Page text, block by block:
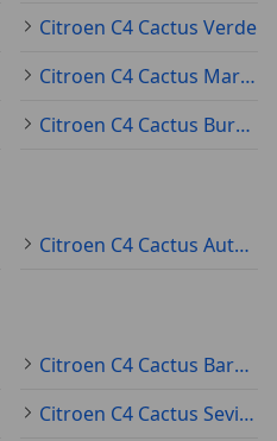
Citroen C4 Cactus Verde
Citroen C4 Cactus Marrón
Citroen C4 Cactus Burdeos
Citroen C4 Cactus Automático
Citroen C4 Cactus Barcelona
Citroen C4 Cactus Sevilla